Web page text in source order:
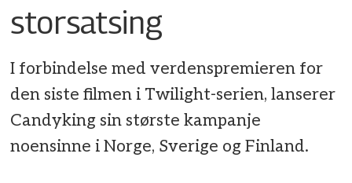
storsatsing
I forbindelse med verdenspremieren for
den siste filmen i Twilight-serien, lanserer
Candyking sin største kampanje
noensinne i Norge, Sverige og Finland.